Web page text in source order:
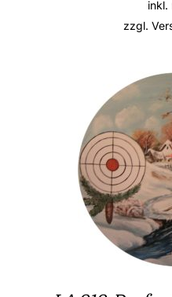
inkl.
zzgl.